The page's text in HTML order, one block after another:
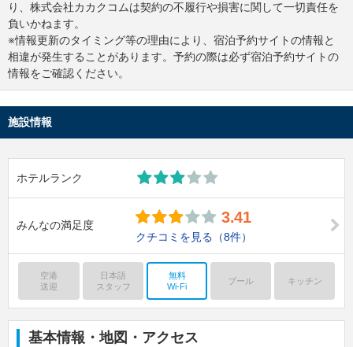
り、株式会社カカクコムは契約の不履行や損害に関して一切責任を
負いかねます。
※情報更新のタイミング等の理由により、宿泊予約サイトの情報と
相違が発生することがあります。予約の際は必ず宿泊予約サイトの
情報をご確認ください。
施設情報
ホテルランク
みんなの満足度 3.41
クチコミを見る （8件）
空港
送迎
日本語
スタッフ
無料
Wi-Fi
プール キッチン
基本情報・地図・アクセス